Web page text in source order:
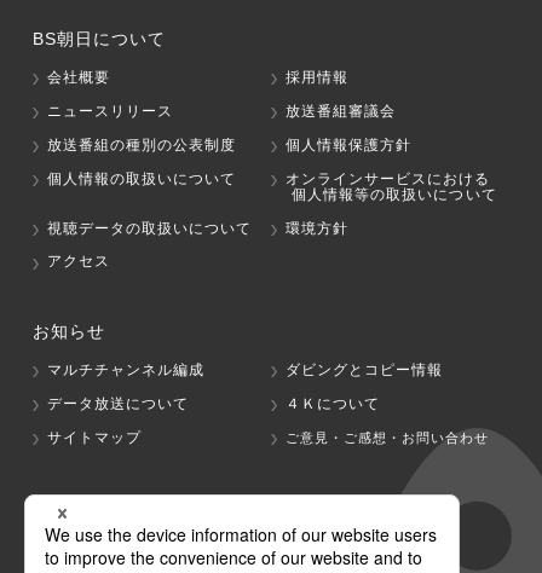
BS朝日について
会社概要
採用情報
ニュースリリース
放送番組審議会
放送番組の種別の公表制度
個人情報保護方針
個人情報の取扱いについて
オンラインサービスにおける
個人情報等の取扱いについて
視聴データの取扱いについて
環境方針
アクセス
お知らせ
マルチチャンネル編成
ダビングとコピー情報
データ放送について
４Ｋについて
サイトマップ
ご意見・ご感想・お問い合わせ
グループ会社
テレビ朝日 テレ朝チャンネル